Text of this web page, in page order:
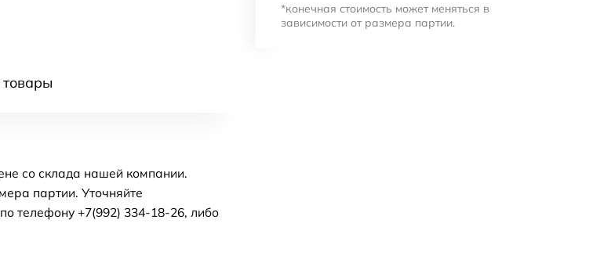
*конечная стоимость может меняться в
зависимости от размера партии.
со склада нашей компании.
партии. Уточняйте
телефону +7(992) 334-18-26, либо